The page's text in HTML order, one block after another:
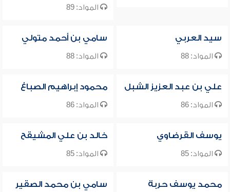
المواد: 89
سيد العربي
المواد: 88
سامي بن أحمد متولي
المواد: 88
علي بن عبد العزيز الشبل
المواد: 86
محمود إبراهيم الصباغ
المواد: 86
يوسف القرضاوي
المواد: 85
خالد بن علي المشيقح
المواد: 85
محمد يوسف حربة سامي بن محمد الصقير